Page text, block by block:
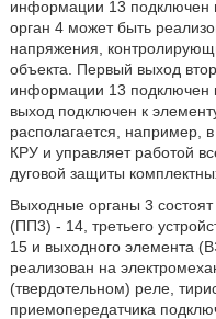
информации 13 подключен
орган 4 может быть
напряжения,
объекта. Первый выход
информации 13 подключен
выход подключен к
располагается, например,
КРУ и управляет работой
дуговой защиты
Выходные органы 3 состоят
(ПП3) - 14, третьего
15 и выходного элемента
реализован на
(твердотельном) реле,
приемопередатчика